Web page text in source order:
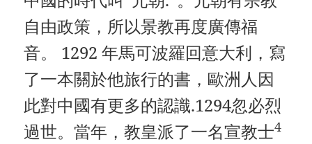
自由政策，所以景教再度廣傳福
音。 1292 年馬可波羅回意大利，寫
了一本關於他旅行的書，歐洲人因
此對中國有更多的認識.1294忽必烈
過世。當年，教皇派了一名宣教士4